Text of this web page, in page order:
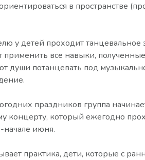
в пространстве
у детей проходит танцевальное
применить все навыки,
души потанцевать под
праздников группа
концерту, который ежегодно
начале июня.
практика, дети, которые с